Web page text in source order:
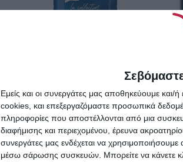
Εμείς και οι συνεργάτες μας αποθηκεύουμε
cookies, και επεξεργαζόμαστε προσωπικά
πληροφορίες που αποστέλλονται από μια
διαφήμισης και περιεχομένου, έρευνα
συνεργάτες μας ενδέχεται να
μέσω σάρωσης συσκευών. Μπορείτε να κάνετε
Lenor Μαλακτικό Ρούχων
Fresh Ocean Escape 82μεζ
6,46€
ΠΡΟΣΘΉΚΗ ΣΤΟ ΚΑΛΆΘΙ